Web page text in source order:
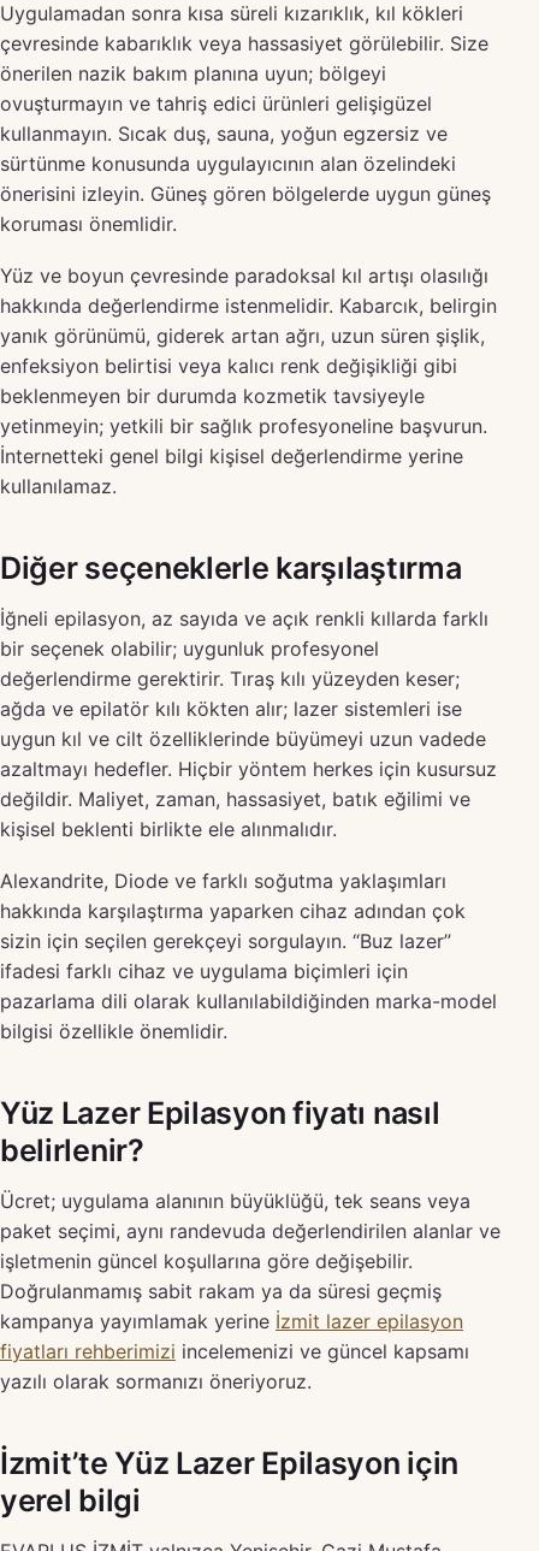
Uygulamadan sonra kısa süreli kızarıklık, kıl kökleri
çevresinde kabarıklık veya hassasiyet görülebilir. Size
önerilen nazik bakım planına uyun; bölgeyi
ovuşturmayın ve tahriş edici ürünleri gelişigüzel
kullanmayın. Sıcak duş, sauna, yoğun egzersiz ve
sürtünme konusunda uygulayıcının alan özelindeki
önerisini izleyin. Güneş gören bölgelerde uygun güneş
koruması önemlidir.
Yüz ve boyun çevresinde paradoksal kıl artışı olasılığı
hakkında değerlendirme istenmelidir. Kabarcık, belirgin
yanık görünümü, giderek artan ağrı, uzun süren şişlik,
enfeksiyon belirtisi veya kalıcı renk değişikliği gibi
beklenmeyen bir durumda kozmetik tavsiyeyle
yetinmeyin; yetkili bir sağlık profesyoneline başvurun.
İnternetteki genel bilgi kişisel değerlendirme yerine
kullanılamaz.
Diğer seçeneklerle karşılaştırma
İğneli epilasyon, az sayıda ve açık renkli kıllarda farklı
bir seçenek olabilir; uygunluk profesyonel
değerlendirme gerektirir. Tıraş kılı yüzeyden keser;
ağda ve epilatör kılı kökten alır; lazer sistemleri ise
uygun kıl ve cilt özelliklerinde büyümeyi uzun vadede
azaltmayı hedefler. Hiçbir yöntem herkes için kusursuz
değildir. Maliyet, zaman, hassasiyet, batık eğilimi ve
kişisel beklenti birlikte ele alınmalıdır.
Alexandrite, Diode ve farklı soğutma yaklaşımları
hakkında karşılaştırma yaparken cihaz adından çok
sizin için seçilen gerekçeyi sorgulayın. “Buz lazer”
ifadesi farklı cihaz ve uygulama biçimleri için
pazarlama dili olarak kullanılabildiğinden marka-model
bilgisi özellikle önemlidir.
Yüz Lazer Epilasyon fiyatı nasıl
belirlenir?
Ücret; uygulama alanının büyüklüğü, tek seans veya
paket seçimi, aynı randevuda değerlendirilen alanlar ve
işletmenin güncel koşullarına göre değişebilir.
Doğrulanmamış sabit rakam ya da süresi geçmiş
kampanya yayımlamak yerine İzmit lazer epilasyon
fiyatları rehberimizi incelemenizi ve güncel kapsamı
yazılı olarak sormanızı öneriyoruz.
İzmit’te Yüz Lazer Epilasyon için
yerel bilgi